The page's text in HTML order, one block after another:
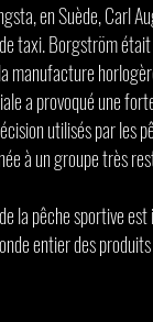
en Suède, Carl
taxi. Borgström
manufacture
a provoqué une
utilisés par les
à un groupe très
la pêche sportive
entier des